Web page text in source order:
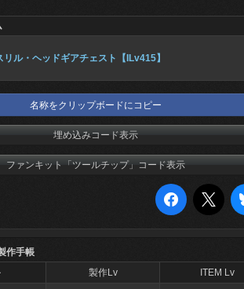
リル・ヘッドギアチェスト【ILv415】
名称をクリップボードにコピー
埋め込みコード表示
ファンキット「ツールチップ」コード表示
作手帳
製作Lv ITEM Lv